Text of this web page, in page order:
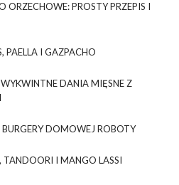
ORZECHOWE: PROSTY PRZEPIS I
PAELLA I GAZPACHO
DANIA MIĘSNE Z
DOMOWEJ ROBOTY
TANDOORI I MANGO LASSI